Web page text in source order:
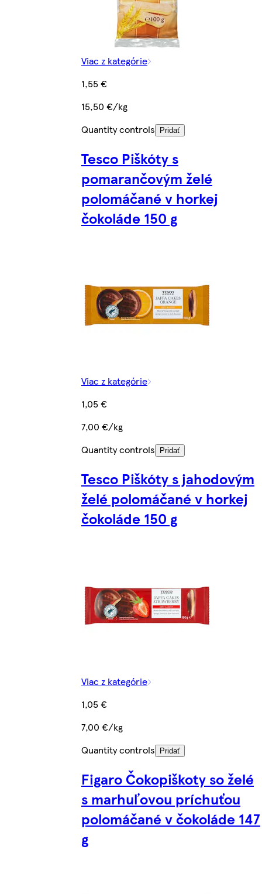
Viac z kategórie
1,55 €
15,50 €/kg
Quantity controls
Pridať
Tesco Piškóty s
pomarančovým želé
polomáčané v horkej
čokoláde 150 g
Viac z kategórie
1,05 €
7,00 €/kg
Quantity controls
Pridať
Tesco Piškóty s jahodovým
želé polomáčané v horkej
čokoláde 150 g
Viac z kategórie
1,05 €
7,00 €/kg
Quantity controls
Pridať
Figaro Čokopiškoty so želé
s marhuľovou príchuťou
polomáčané v čokoláde 147
g